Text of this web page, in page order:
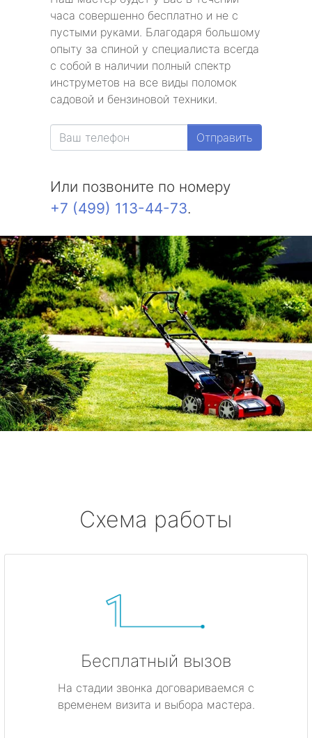
часа совершенно бесплатно и не с
пустыми руками. Благодаря большому
опыту за спиной у специалиста всегда
с собой в наличии полный спектр
инструметов на все виды поломок
садовой и бензиновой техники.
Отправить
Или позвоните по номеру
+7 (499) 113-44-73.
Схема работы
Бесплатный вызов
На стадии звонка договариваемся с
временем визита и выбора мастера.